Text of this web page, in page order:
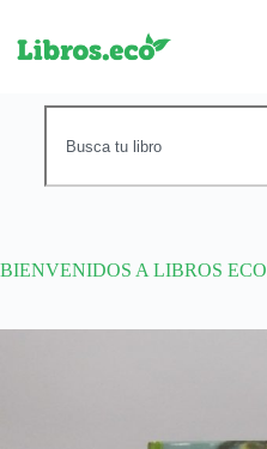
BIENVENIDOS A LIBROS ECO